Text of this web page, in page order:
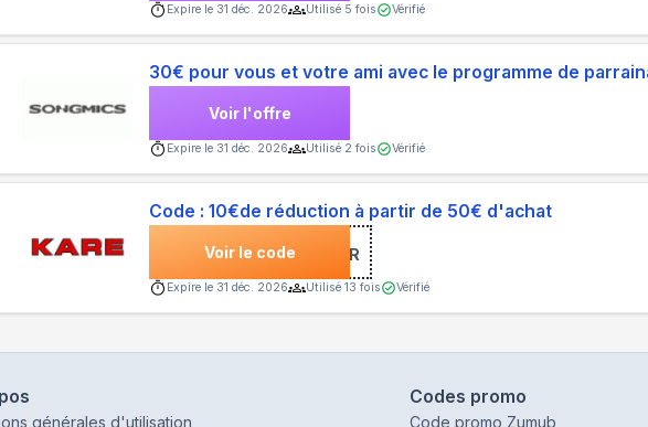
Expire le 31 déc. 2026 Utilisé 5 fois Vérifié
30€ pour vous et votre ami avec le programme de
Voir l'offre
Expire le 31 déc. 2026 Utilisé 2 fois Vérifié
Code : 10€de réduction à partir de 50€ d'achat
Voir le code***SLETTER
Expire le 31 déc. 2026 Utilisé13 fois Vérifié
générales d'utilisation
Codes promo
Code promo Zumub